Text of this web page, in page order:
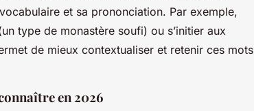
et sa prononciation. Par exemple,
type de monastère soufi) ou s’initier aux
de mieux contextualiser et retenir ces mots
en 2026